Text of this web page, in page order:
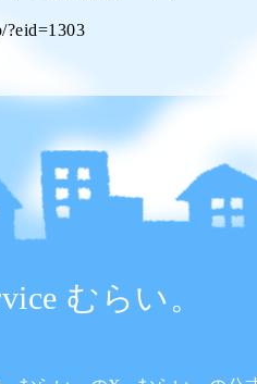
?eid=1303
むらい。